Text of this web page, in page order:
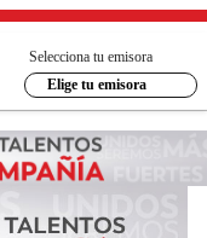
Selecciona tu emisora
Elige tu emisora